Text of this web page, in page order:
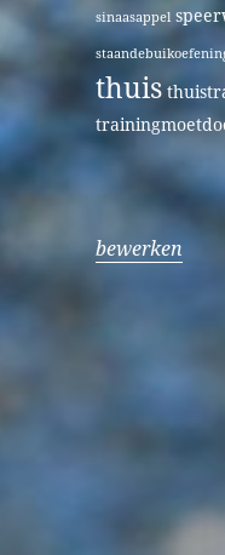
sinaasappel
thuis
bewerken